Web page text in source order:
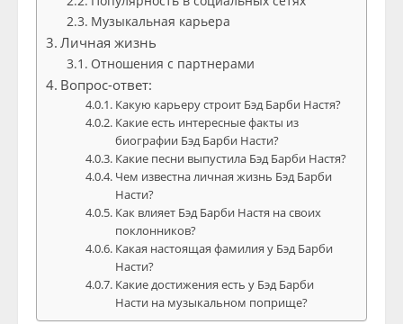
Музыкальная карьера
Личная жизнь
Отношения с партнерами
Вопрос-ответ:
Какую карьеру строит Бэд Барби Настя?
Какие есть интересные факты из
биографии Бэд Барби Насти?
Какие песни выпустила Бэд Барби Настя?
Чем известна личная жизнь Бэд Барби
Насти?
Как влияет Бэд Барби Настя на своих
поклонников?
Какая настоящая фамилия у Бэд Барби
Насти?
Какие достижения есть у Бэд Барби
Насти на музыкальном поприще?